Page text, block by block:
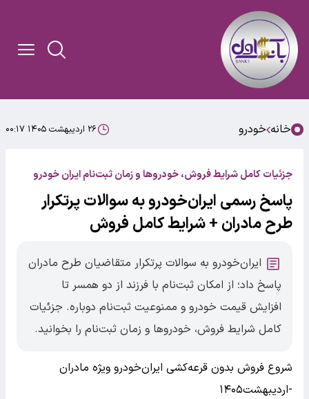
خانه خودرو ۲۶ اردیبهشت ۱۴۰۵ ۰۰:۱۷
جزئیات کامل شرایط فروش، خودروها و زمان ثبت‌نام ایران خودرو
پاسخ رسمی ایران‌خودرو به سوالات پرتکرار
طرح مادران + شرایط کامل فروش
ایران‌خودرو به سوالات پرتکرار متقاضیان طرح مادران
پاسخ داد؛ از امکان ثبت‌نام با فرزند از دو همسر تا
افزایش قیمت خودرو و ممنوعیت ثبت‌نام دوباره. جزئیات
کامل شرایط فروش، خودروها و زمان ثبت‌نام را بخوانید.
شروع فروش بدون قرعه‌کشی ایران‌خودرو ویژه مادران
-اردیبهشت۱۴۰۵